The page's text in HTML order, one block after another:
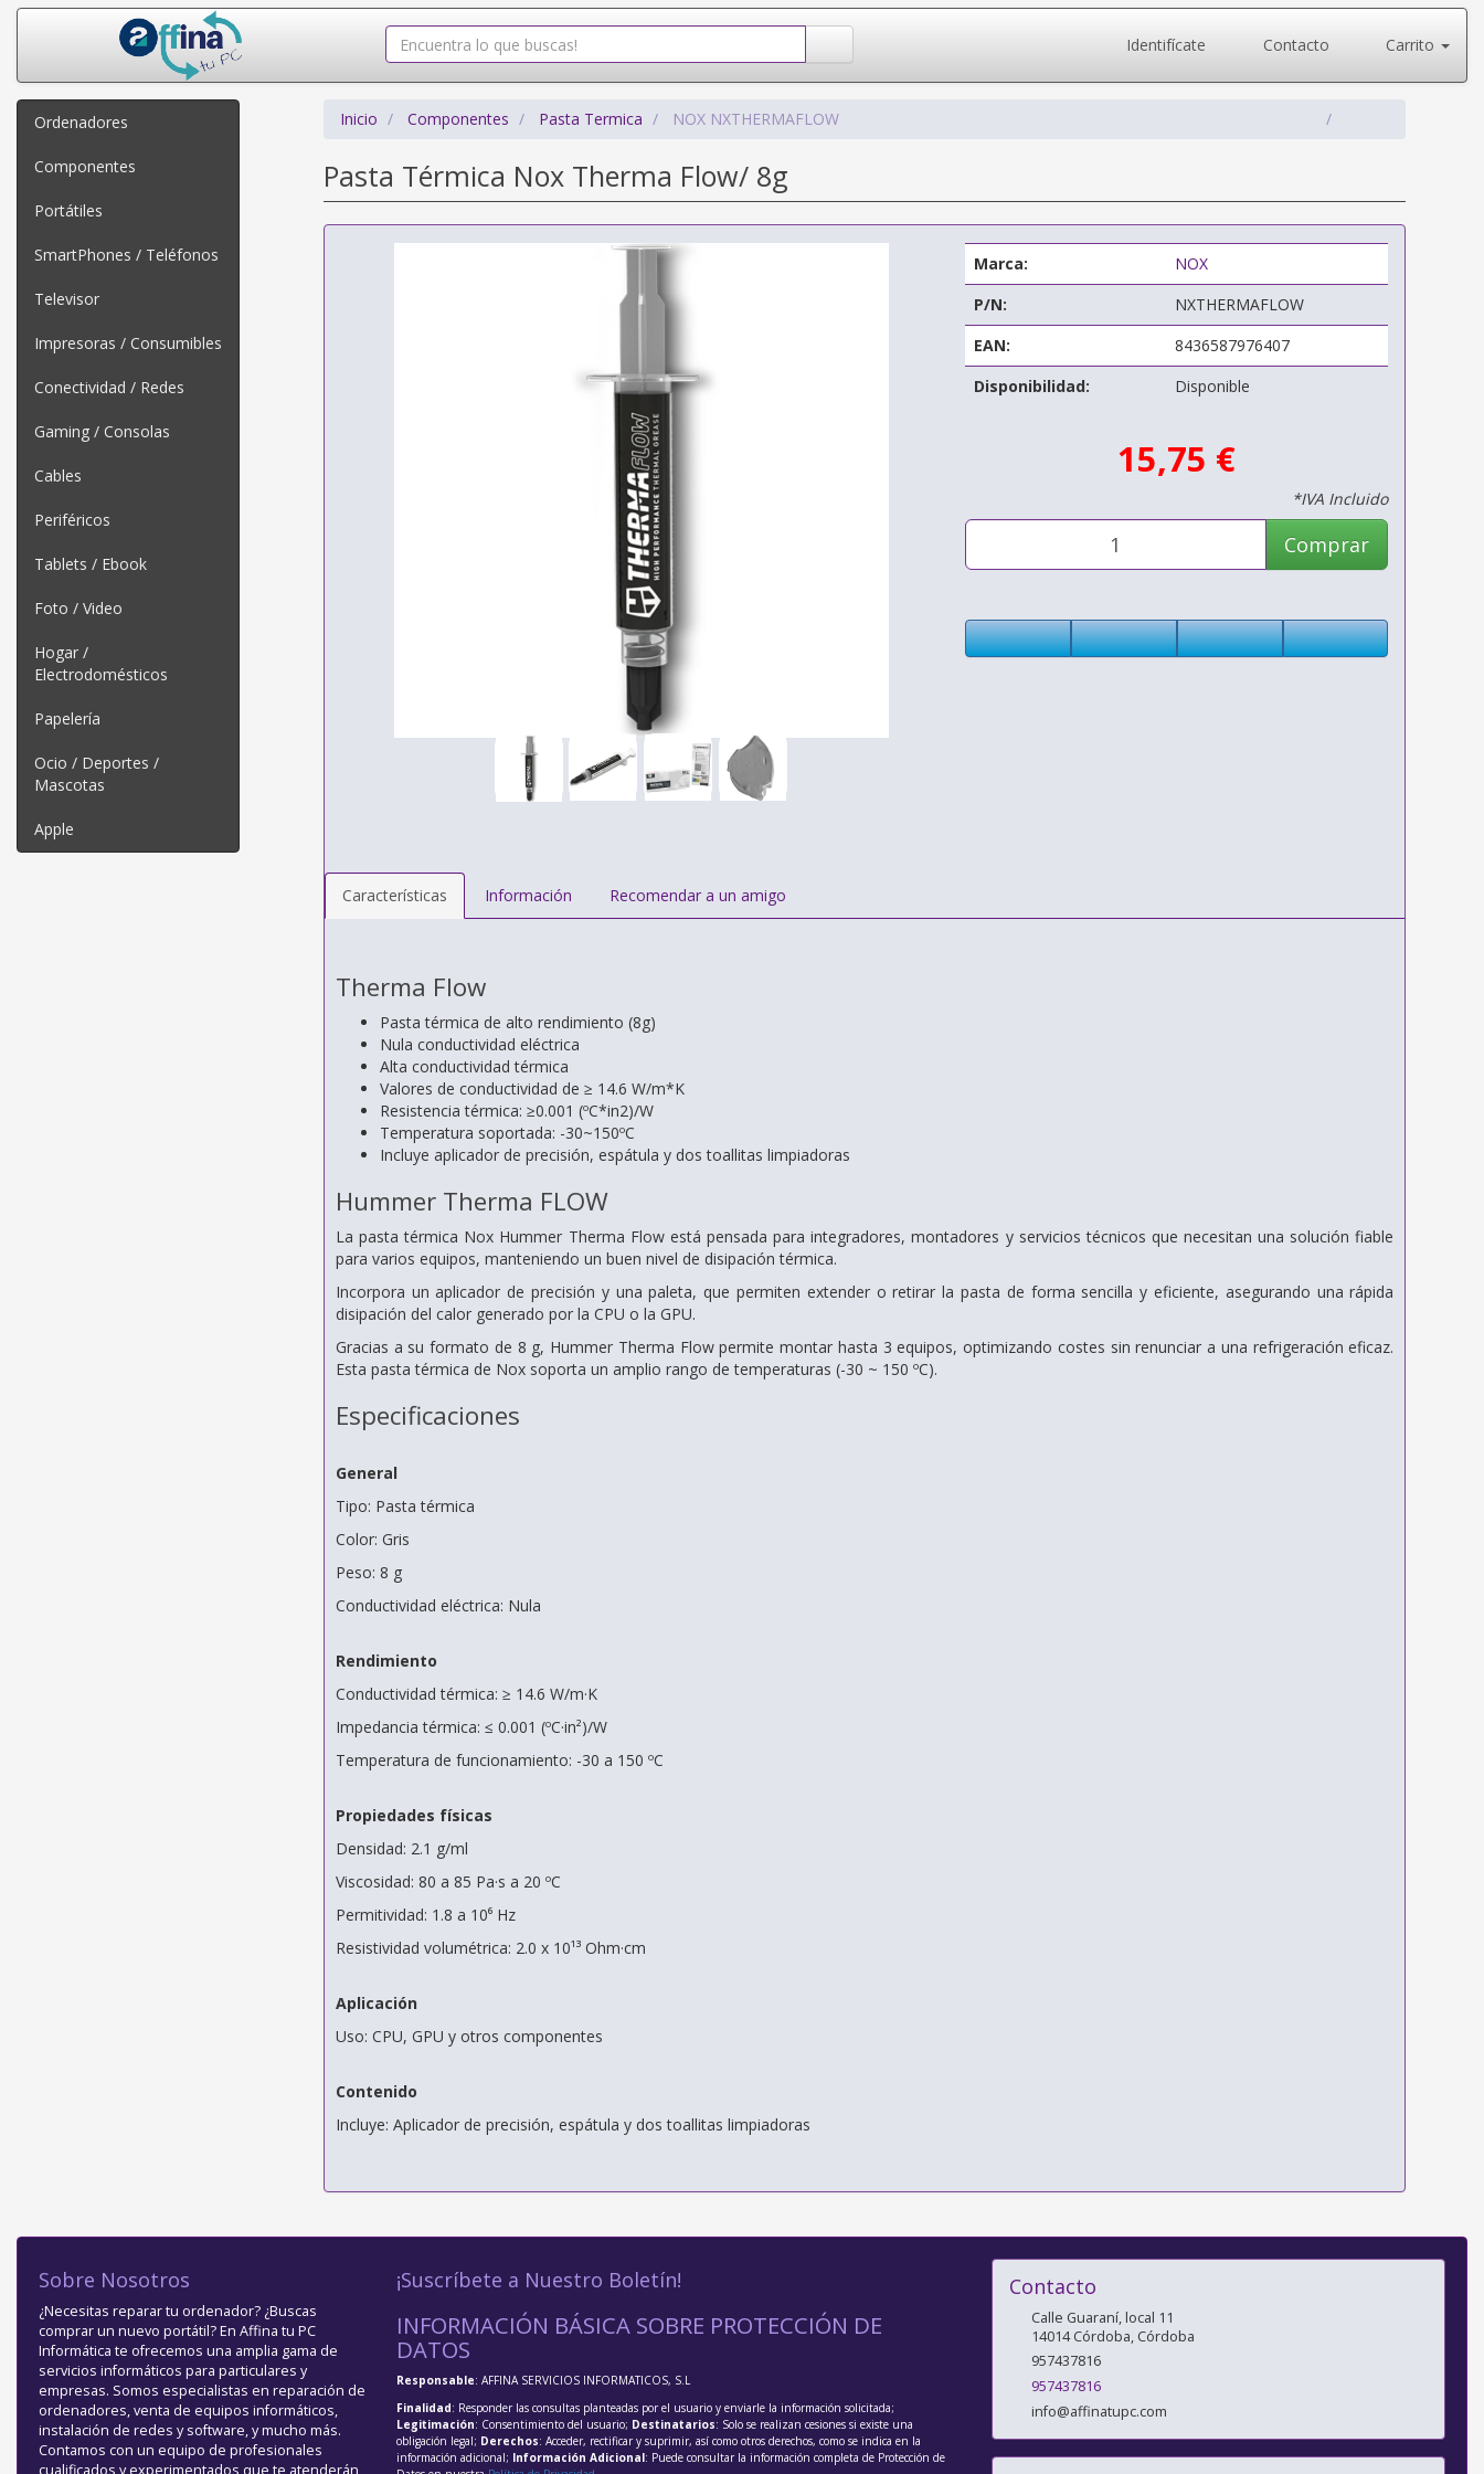
Identifícate Contacto Carrito
Ordenadores
Componentes
Portátiles
SmartPhones / Teléfonos
Televisor
Impresoras / Consumibles
Conectividad / Redes
Gaming / Consolas
Cables
Periféricos
Tablets / Ebook
Foto / Video
Hogar /
Electrodomésticos
Papelería
Ocio / Deportes /
Mascotas
Apple
Inicio Componentes Pasta Termica NOX NXTHERMAFLOW
Pasta Térmica Nox Therma Flow/ 8g
Marca:
NOX
P/N:
NXTHERMAFLOW
EAN:
8436587976407
Disponibilidad:
Disponible
15,75 €
*IVA Incluido
Comprar
Características Información Recomendar a un amigo
Therma Flow
Pasta térmica de alto rendimiento (8g)
Nula conductividad eléctrica
Alta conductividad térmica
Valores de conductividad de ≥ 14.6 W/m*K
Resistencia térmica: ≥0.001 (ºC*in2)/W
Temperatura soportada: -30~150ºC
Incluye aplicador de precisión, espátula y dos toallitas limpiadoras
Hummer Therma FLOW
La pasta térmica Nox Hummer Therma Flow está pensada para integradores, montadores y servicios técnicos que necesitan una solución fiable
para varios equipos, manteniendo un buen nivel de disipación térmica.
Incorpora un aplicador de precisión y una paleta, que permiten extender o retirar la pasta de forma sencilla y eficiente, asegurando una rápida
disipación del calor generado por la CPU o la GPU.
Gracias a su formato de 8 g, Hummer Therma Flow permite montar hasta 3 equipos, optimizando costes sin renunciar a una refrigeración eficaz.
Esta pasta térmica de Nox soporta un amplio rango de temperaturas (-30 ~ 150 ºC).
Especificaciones
General
Tipo: Pasta térmica
Color: Gris
Peso: 8 g
Conductividad eléctrica: Nula
Rendimiento
Conductividad térmica: ≥ 14.6 W/m·K
Impedancia térmica: ≤ 0.001 (ºC·in²)/W
Temperatura de funcionamiento: -30 a 150 ºC
Propiedades físicas
Densidad: 2.1 g/ml
Viscosidad: 80 a 85 Pa·s a 20 ºC
Permitividad: 1.8 a 10⁶ Hz
Resistividad volumétrica: 2.0 x 10¹³ Ohm·cm
Aplicación
Uso: CPU, GPU y otros componentes
Contenido
Incluye: Aplicador de precisión, espátula y dos toallitas limpiadoras
Sobre Nosotros
¿Necesitas reparar tu ordenador? ¿Buscas
comprar un nuevo portátil? En Affina tu PC
Informática te ofrecemos una amplia gama de
servicios informáticos para particulares y
empresas. Somos especialistas en reparación de
ordenadores, venta de equipos informáticos,
instalación de redes y software, y mucho más.
Contamos con un equipo de profesionales
¡Suscríbete a Nuestro Boletín!
INFORMACIÓN BÁSICA SOBRE PROTECCIÓN DE
DATOS
Responsable: AFFINA SERVICIOS INFORMATICOS, S.L
Finalidad: Responder las consultas planteadas por el usuario y enviarle la información solicitada;
Legitimación: Consentimiento del usuario; Destinatarios: Solo se realizan cesiones si existe una
obligación legal; Derechos: Acceder, rectificar y suprimir, así como otros derechos, como se indica en la
información adicional; Información Adicional: Puede consultar la información completa de Protección de
Contacto
Calle Guaraní, local 11
14014 Córdoba, Córdoba
957437816
957437816
info@affinatupc.com